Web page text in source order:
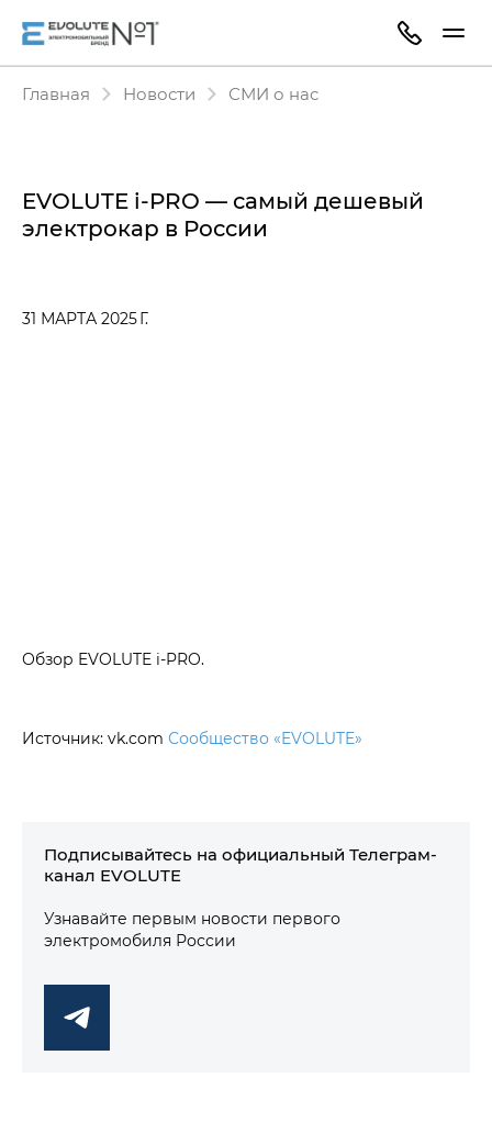
Главная Новости СМИ о нас
EVOLUTE i‑PRO — самый дешевый
электрокар в России
31 МАРТА 2025 Г.
Обзор EVOLUTE i‑PRO.
Источник: vk.com Сообщество «EVOLUTE»
Подписывайтесь на официальный Телеграм-
канал EVOLUTE
Узнавайте первым новости первого
электромобиля России